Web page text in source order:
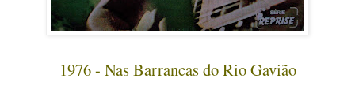
1976 - Nas Barrancas do Rio Gavião